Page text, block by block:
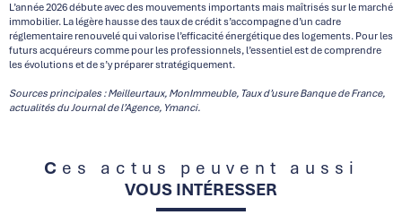
L’année 2026 débute avec des mouvements importants mais maîtrisés sur le marché
immobilier. La légère hausse des taux de crédit s’accompagne d’un cadre
réglementaire renouvelé qui valorise l’efficacité énergétique des logements. Pour les
futurs acquéreurs comme pour les professionnels, l’essentiel est de comprendre
les évolutions et de s’y préparer stratégiquement.
Sources principales : Meilleurtaux, MonImmeuble, Taux d’usure Banque de France,
actualités du Journal de l’Agence, Ymanci.
Ces actus peuvent aussi
VOUS INTÉRESSER